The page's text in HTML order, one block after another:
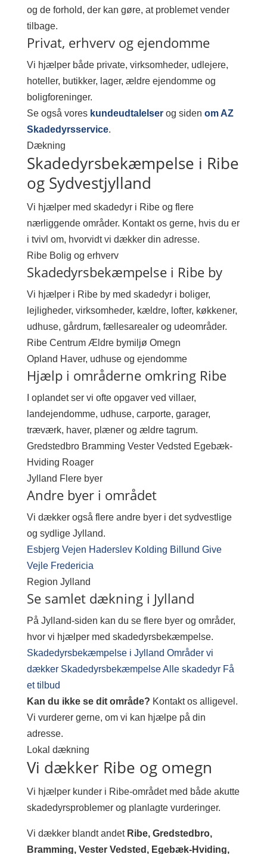
og de forhold, der kan gøre, at problemet vender
tilbage.
Privat, erhverv og ejendomme
Vi hjælper både private, virksomheder, udlejere,
hoteller, butikker, lager, ældre ejendomme og
boligforeninger.
Se også vores kundeudtalelserog siden om AZ
Skadedyrsservice.
Dækning
Skadedyrsbekæmpelse i Ribe
og Sydvestjylland
Vi hjælper med skadedyr i Ribe og flere
nærliggende områder. Kontakt os gerne, hvis du er
i tvivl om, hvorvidt vi dækker din adresse.
Ribe Bolig og erhverv
Skadedyrsbekæmpelse i Ribe by
Vi hjælper i Ribe by med skadedyr i boliger,
lejligheder, virksomheder, kældre, lofter, køkkener,
udhuse, gårdrum, fællesarealer og udeområder.
Ribe Centrum Ældre bymiljø Omegn
Opland Haver, udhuse og ejendomme
Hjælp i områderne omkring Ribe
I oplandet ser vi ofte opgaver ved villaer,
landejendomme, udhuse, carporte, garager,
træværk, haver, plæner og ældre tagrum.
Gredstedbro Bramming Vester Vedsted Egebæk-
Hviding Roager
Jylland Flere byer
Andre byer i området
Vi dækker også flere andre byer i det sydvestlige
og sydlige Jylland.
Esbjerg Vejen Haderslev Kolding Billund Give
Vejle Fredericia
Region Jylland
Se samlet dækning i Jylland
På Jylland-siden kan du se flere byer og områder,
hvor vi hjælper med skadedyrsbekæmpelse.
Skadedyrsbekæmpelse i Jylland Områder vi
dækker SkadedyrsbekæmpelseAlle skadedyr Få
et tilbud
Kan du ikke se dit område? Kontakt os alligevel.
Vi vurderer gerne, om vi kan hjælpe på din
adresse.
Lokal dækning
Vi dækker Ribe og omegn
Vi hjælper kunder i Ribe-området med både akutte
skadedyrsproblemer og planlagte vurderinger.
Vi dækker blandt andet Ribe, Gredstedbro,
Bramming, Vester Vedsted, Egebæk-Hviding,